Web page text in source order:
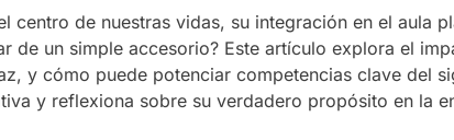
centro de nuestras vidas, su integración en el aula
de un simple accesorio? Este artículo explora el
y cómo puede potenciar competencias clave del
y reflexiona sobre su verdadero propósito en la